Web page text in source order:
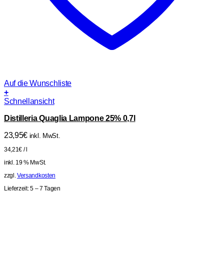
Auf die Wunschliste
+
Schnellansicht
Distilleria Quaglia Lampone 25% 0,7l
23,95€ inkl. MwSt.
34,21€ /
inkl. 19 % MwSt.
zzgl.Versandkosten
Lieferzeit:5 – 7 Tagen